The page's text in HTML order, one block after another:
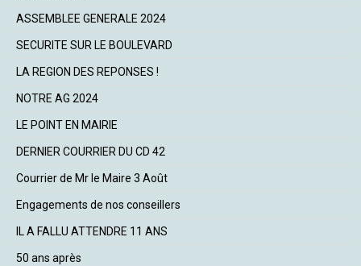
ASSEMBLEE GENERALE 2024
SECURITE SUR LE BOULEVARD
LA REGION DES REPONSES !
NOTRE AG 2024
LE POINT EN MAIRIE
DERNIER COURRIER DU CD 42
Courrier de Mr le Maire 3 Août
Engagements de nos conseillers
IL A FALLU ATTENDRE 11 ANS
50 ans après